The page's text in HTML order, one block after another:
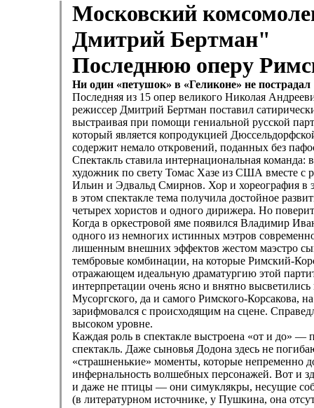
Московский
Дмитрий Бертман"
Последнюю оперу
Ни один «петушок» в «Геликоне» не пострадал
Последняя из 15 опер великого Николая
режиссер Дмитрий Бертман поставил
выстраивая при помощи гениальной русской
который является копродукцией
содержит немало откровений, поданных без
Спектакль ставила интернациональная
художник по свету Томас Хазе из США вместе с
Ильин и Эдвальд Смирнов. Хор и хореография в
в этом спектакле тема получила достойное
четырех хористов и одного дирижера. Но
Когда в оркестровой яме появился Владимир
одного из немногих истинных мэтров
лишенным внешних эффектов жестом маэстро
тембровые комбинации, на которые Римский-
отражающем идеальную драматургию этой
интерпретации очень ясно и внятно
Мусоргского, да и самого Римского-Корсакова,
зарифмовался с происходящим на сцене.
высоком уровне.
Каждая роль в спектакле выстроена «от и до» —
спектакль. Даже сыновья Додона здесь не
«страшненькие» моменты, которые непременно
инфернальность волшебных персонажей. Вот и
и даже не птицы — они симуклякры, несущие
(в литературном источнике, у Пушкина, она